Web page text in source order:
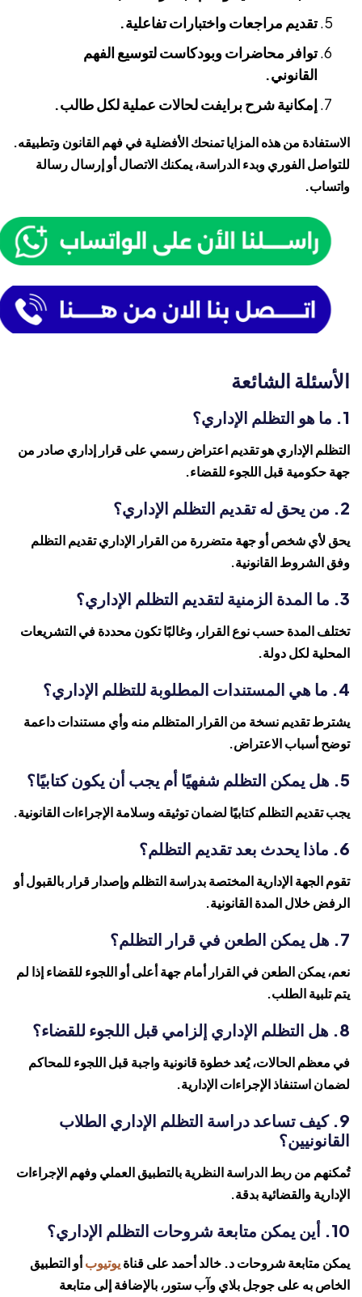
تقديم مراجعات واختبارات تفاعلية.
توافر محاضرات وبودكاست لتوسيع الفهم
القانوني.
إمكانية شرح برايفت لحالات عملية لكل طالب.
الاستفادة من هذه المزايا تمنحك الأفضلية في فهم القانون وتطبيقه.
للتواصل الفوري وبدء الدراسة، يمكنك الاتصال أو إرسال رسالة
واتساب.
الأسئلة الشائعة
1. ما هو التظلم الإداري؟
التظلم الإداري هو تقديم اعتراض رسمي على قرار إداري صادر من
جهة حكومية قبل اللجوء للقضاء.
2. من يحق له تقديم التظلم الإداري؟
يحق لأي شخص أو جهة متضررة من القرار الإداري تقديم التظلم
وفق الشروط القانونية.
3. ما المدة الزمنية لتقديم التظلم الإداري؟
تختلف المدة حسب نوع القرار، وغالبًا تكون محددة في التشريعات
المحلية لكل دولة.
4. ما هي المستندات المطلوبة للتظلم الإداري؟
يشترط تقديم نسخة من القرار المتظلم منه وأي مستندات داعمة
توضح أسباب الاعتراض.
5. هل يمكن التظلم شفهيًا أم يجب أن يكون كتابيًا؟
يجب تقديم التظلم كتابيًا لضمان توثيقه وسلامة الإجراءات القانونية.
6. ماذا يحدث بعد تقديم التظلم؟
تقوم الجهة الإدارية المختصة بدراسة التظلم وإصدار قرار بالقبول أو
الرفض خلال المدة القانونية.
7. هل يمكن الطعن في قرار التظلم؟
نعم، يمكن الطعن في القرار أمام جهة أعلى أو اللجوء للقضاء إذا لم
يتم تلبية الطلب.
8. هل التظلم الإداري إلزامي قبل اللجوء للقضاء؟
في معظم الحالات، يُعد خطوة قانونية واجبة قبل اللجوء للمحاكم
لضمان استنفاذ الإجراءات الإدارية.
9. كيف تساعد دراسة التظلم الإداري الطلاب
القانونيين؟
تُمكنهم من ربط الدراسة النظرية بالتطبيق العملي وفهم الإجراءات
الإدارية والقضائية بدقة.
10. أين يمكن متابعة شروحات التظلم الإداري؟
يمكن متابعة شروحات د. خالد أحمد على قناةيوتيوبأو التطبيق
الخاص به على جوجل بلاي وآب ستور، بالإضافة إلى متابعة